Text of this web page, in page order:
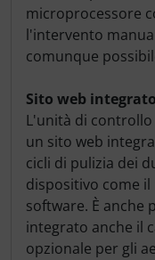
microprocessore
l'intervento
comunque
Sito web integrato
L'unità di controllo
un sito web
cicli di pulizia dei
dispositivo come
software. È anche
integrato anche il
opzionale per gli